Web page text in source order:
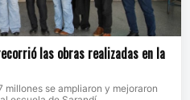
las obras realizadas en la
se ampliaron y mejoraron